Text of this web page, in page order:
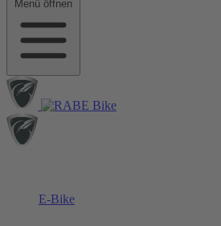
Menü öffnen
E-Bike